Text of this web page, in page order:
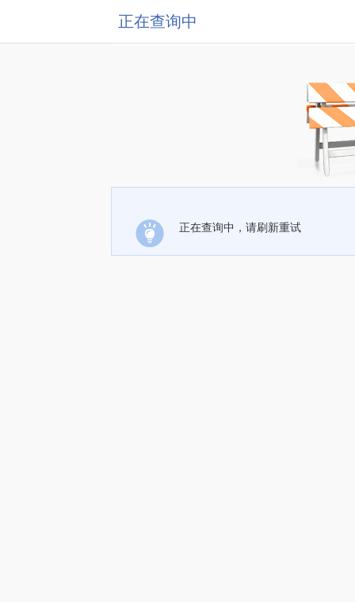
正在查询中
正在查询中，请刷新重试